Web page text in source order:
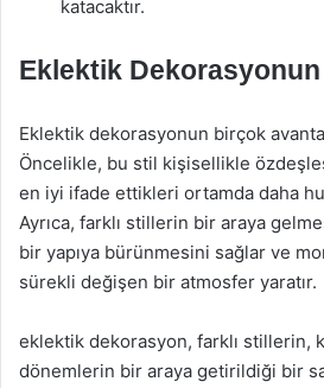
katacaktır.
Eklektik Dekorasyonun
Eklektik dekorasyonun birçok
Öncelikle, bu stil kişisellikle
en iyi ifade ettikleri ortamda daha
Ayrıca, farklı stillerin bir araya
bir yapıya bürünmesini sağlar ve
sürekli değişen bir atmosfer yaratır.
eklektik dekorasyon, farklı stillerin,
dönemlerin bir araya getirildiği bir